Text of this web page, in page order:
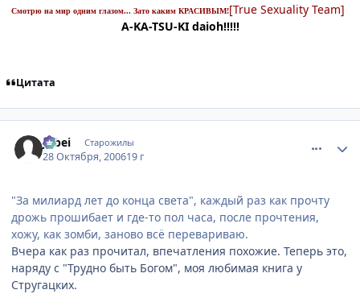
Смотрю на мир одним глазом... Зато каким КРАСИВЫМ![True Sexuality Team]
A-KA-TSU-KI daioh!!!!!
Цитата
Jubei Старожилы
28 Октября, 200619 г
"За милиард лет до конца света", каждый раз как прочту
дрожь прошибает и где-то пол часа, после прочтения,
хожу, как зомби, заново всё перевариваю.
Вчера как раз прочитал, впечатления похожие. Теперь это,
наряду с "Трудно быть Богом", моя любимая книга у
Стругацких.